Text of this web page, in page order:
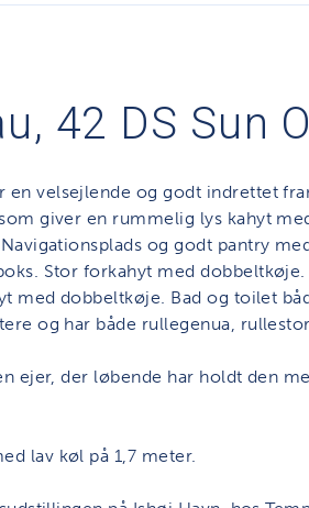
42 DS Sun
en velsejlende og godt indrettet
giver en rummelig lys kahyt
og godt pantry
Stor forkahyt med dobbeltkøje.
med dobbeltkøje. Bad og toilet
og har både rullegenua,
ejer, der løbende har holdt den
lav køl på 1,7 meter.